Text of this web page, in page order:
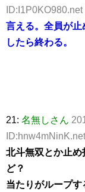
ID:I1P0KO980.net
言える。全員が
したら終わる。
21: 名無しさん
ID:hnw4mNinK.net
北斗無双とか止
ど？
当たりがループ